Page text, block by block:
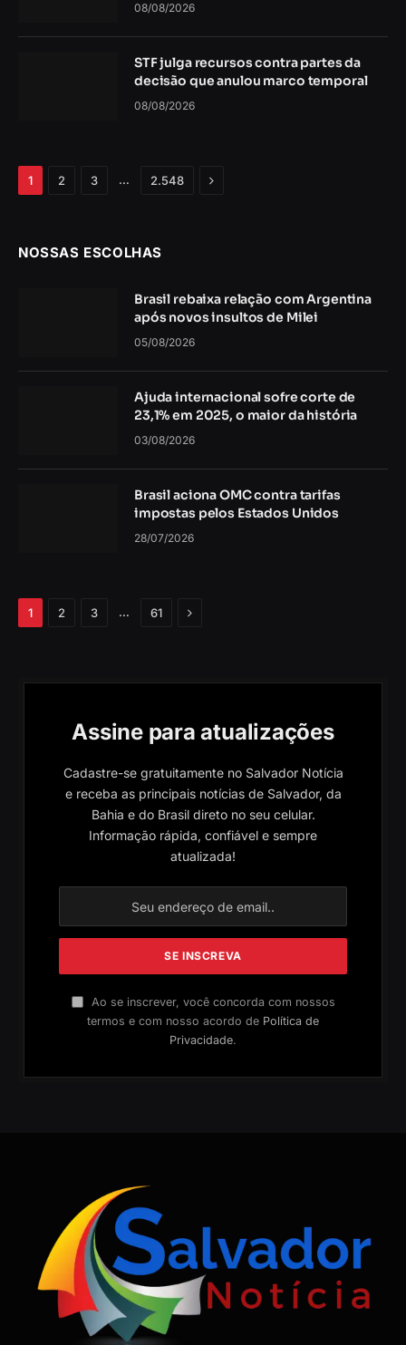
08/08/2026
STF julga recursos contra partes da
decisão que anulou marco temporal
08/08/2026
1 2 3 … 2.548 Próximo
NOSSAS ESCOLHAS
Brasil rebaixa relação com Argentina
após novos insultos de Milei
05/08/2026
Ajuda internacional sofre corte de
23,1% em 2025, o maior da história
03/08/2026
Brasil aciona OMC contra tarifas
impostas pelos Estados Unidos
28/07/2026
1 2 3 … 61 Próximo
Assine para atualizações
Cadastre-se gratuitamente no Salvador Notícia
e receba as principais notícias de Salvador, da
Bahia e do Brasil direto no seu celular.
Informação rápida, confiável e sempre
atualizada!
Ao se inscrever, você concorda com nossos
termos e com nosso acordo de Política de
Privacidade.